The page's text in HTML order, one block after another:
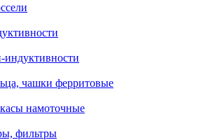
индуктивности
чашки ферритовые
намоточные
фильтры